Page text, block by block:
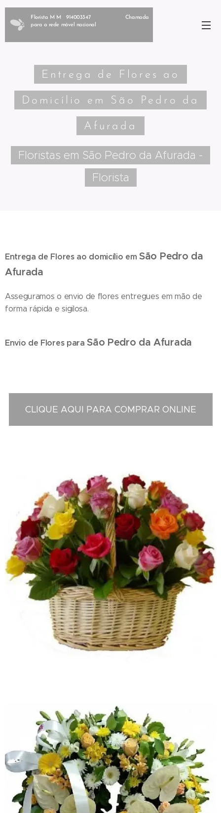
Florista M M 914003347 Chamada
para a rede móvel nacional
Entrega de Flores ao
Domicílio em São Pedro da
Afurada
Floristas em São Pedro da Afurada -
Florista
Entrega de Flores ao domicílio emSão Pedro da
Afurada
Asseguramos o envio de flores entregues em mão de
forma rápida e sigilosa.
Envio de Flores paraSão Pedro da Afurada
CLIQUE AQUI PARA COMPRAR ONLINE